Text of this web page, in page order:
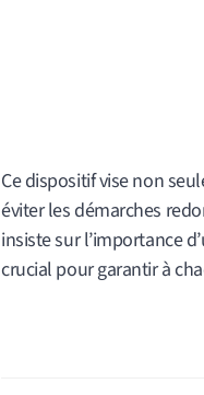
Ce dispositif vise non
éviter les démarches
insiste sur l’importance
crucial pour garantir à